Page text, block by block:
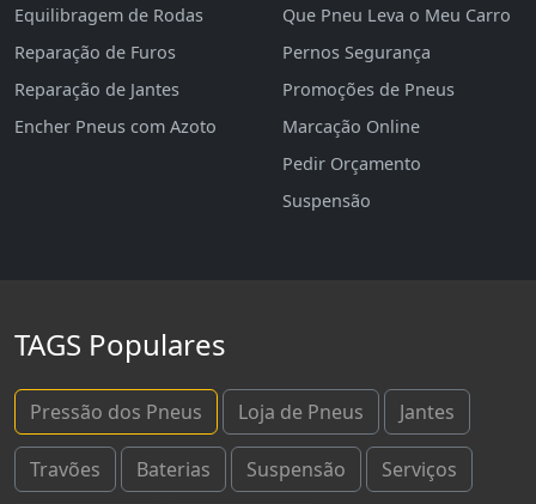
Equilibragem de Rodas
Reparação de Furos
Reparação de Jantes
Encher Pneus com Azoto
Que Pneu Leva o Meu Carro
Pernos Segurança
Promoções de Pneus
Marcação Online
Pedir Orçamento
Suspensão
TAGS Populares
Pressão dos Pneus Loja de Pneus Jantes
Travões Baterias Suspensão Serviços